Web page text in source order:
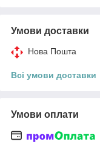
Умови доставки
Нова Пошта
Всі умови доставки
Умови оплати